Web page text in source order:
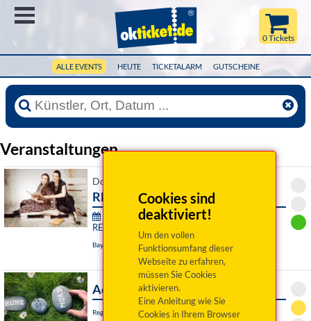
ALLE EVENTS HEUTE TICKETALARM GUTSCHEINE
0 Tickets
Cookies sind
deaktiviert!
Um den vollen
Funktionsumfang dieser
Webseite zu erfahren,
müssen Sie Cookies
aktivieren.
Eine Anleitung wie Sie
Cookies in Ihrem Browser
Veranstaltungen
Do 06. August 2026 19:00 Uhr
RE:SONANZ des Herzens
76. Festival junger Künstler Bayreuth -
RE:SONANZ:
Bayreuth, Das Zentrum
Achtsam Morden
Regensburg, Turmtheater